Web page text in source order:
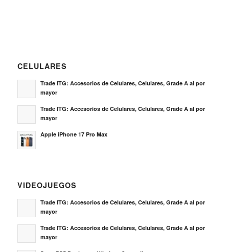
CELULARES
Trade ITG: Accesorios de Celulares, Celulares, Grade A al por
mayor
Trade ITG: Accesorios de Celulares, Celulares, Grade A al por
mayor
Apple iPhone 17 Pro Max
VIDEOJUEGOS
Trade ITG: Accesorios de Celulares, Celulares, Grade A al por
mayor
Trade ITG: Accesorios de Celulares, Celulares, Grade A al por
mayor